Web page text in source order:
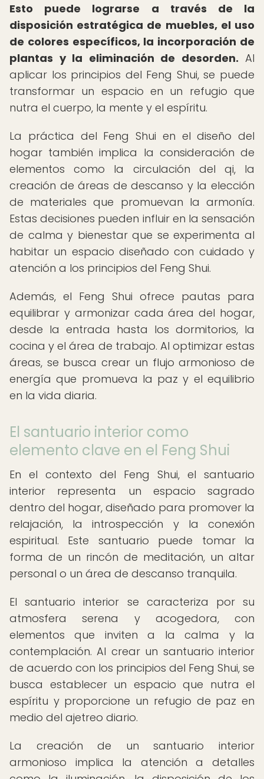
Esto puede lograrse a través de la
disposición estratégica de muebles, el uso
de colores específicos, la incorporación de
plantas y la eliminación de desorden. Al
aplicar los principios del Feng Shui, se puede
transformar un espacio en un refugio que
nutra el cuerpo, la mente y el espíritu.
La práctica del Feng Shui en el diseño del
hogar también implica la consideración de
elementos como la circulación del qi, la
creación de áreas de descanso y la elección
de materiales que promuevan la armonía.
Estas decisiones pueden influir en la sensación
de calma y bienestar que se experimenta al
habitar un espacio diseñado con cuidado y
atención a los principios del Feng Shui.
Además, el Feng Shui ofrece pautas para
equilibrar y armonizar cada área del hogar,
desde la entrada hasta los dormitorios, la
cocina y el área de trabajo. Al optimizar estas
áreas, se busca crear un flujo armonioso de
energía que promueva la paz y el equilibrio
en la vida diaria.
El santuario interior como
elemento clave en el Feng Shui
En el contexto del Feng Shui, el santuario
interior representa un espacio sagrado
dentro del hogar, diseñado para promover la
relajación, la introspección y la conexión
espiritual. Este santuario puede tomar la
forma de un rincón de meditación, un altar
personal o un área de descanso tranquila.
El santuario interior se caracteriza por su
atmosfera serena y acogedora, con
elementos que inviten a la calma y la
contemplación. Al crear un santuario interior
de acuerdo con los principios del Feng Shui, se
busca establecer un espacio que nutra el
espíritu y proporcione un refugio de paz en
medio del ajetreo diario.
La creación de un santuario interior
armonioso implica la atención a detalles